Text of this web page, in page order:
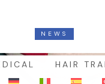
GET YOUR
HAIR